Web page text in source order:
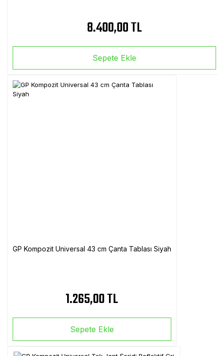
8.400,00 TL
Sepete Ekle
GP Kompozit Universal 43 cm Çanta Tablası Siyah
1.265,00 TL
Sepete Ekle